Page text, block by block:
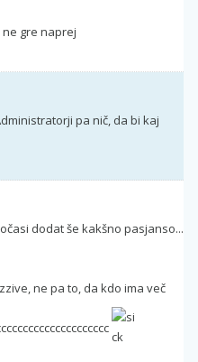
gre naprej
pa nič, da bi kaj
dodat še kakšno pasjanso...
ne pa to, da kdo ima več